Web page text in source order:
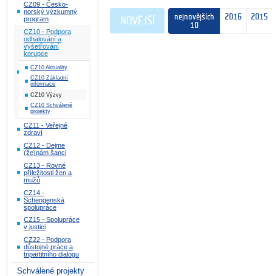
CZ09 - Česko-
norský výzkumný
program
CZ10 - Podpora
odhalování a
vyšetřování
korupce
CZ10 Aktuality
CZ10 Základní
informace
CZ10 Výzvy
CZ10 Schválené
projekty
CZ11 - Veřejné
zdraví
CZ12 - Dejme
(že)nám šanci
CZ13 - Rovné
příležitosti žen a
mužů
CZ14 -
Schengenská
spolupráce
CZ15 - Spolupráce
v justici
CZ22 - Podpora
důstojné práce a
tripartitního dialogu
Schválené projekty
nejnovějších
10
2016 2015
NOVĚJŠÍ